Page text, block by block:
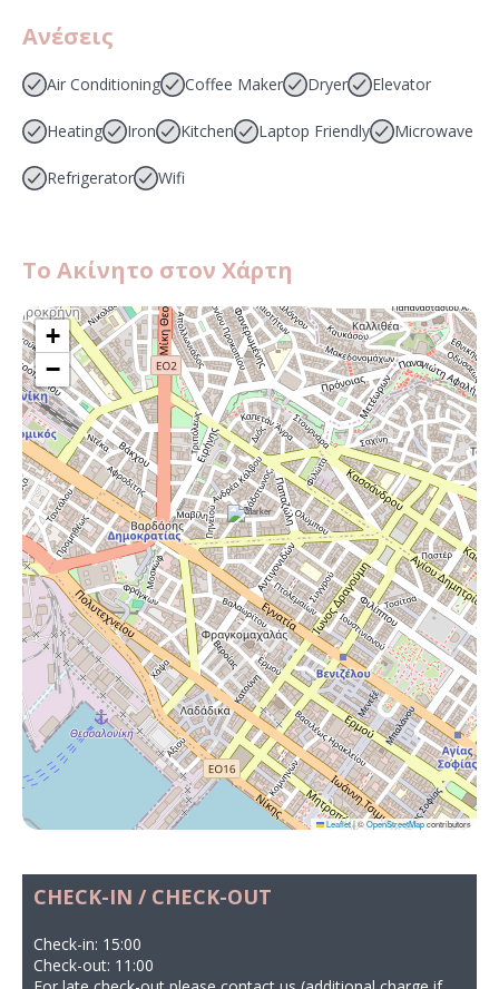
Ανέσεις
Air Conditioning Coffee Maker Dryer Elevator
Heating Iron Kitchen Laptop Friendly Microwave
Refrigerator Wifi
Το Ακίνητο στον Χάρτη
+
−
Leaflet|©OpenStreetMapcontributors
CHECK-IN / CHECK-OUT
Check-in: 15:00
Check-out: 11:00